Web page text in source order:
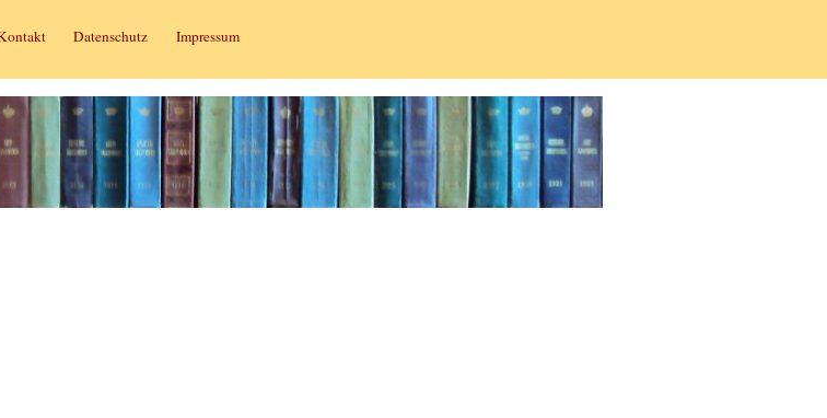
Datenschutz Impressum